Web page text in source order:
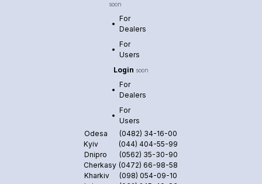
soon
For
Dealers
For
Users
Login soon
For
Dealers
For
Users
Odesa
(0482) 34-16-00
Kyiv
(044) 404-55-99
Dnipro
(0562) 35-30-90
Cherkasy (0472) 66-98-58
Kharkiv
(098) 054-09-10